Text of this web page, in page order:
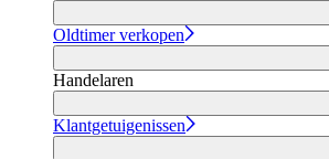
Oldtimer verkopen
Handelaren
Klantgetuigenissen